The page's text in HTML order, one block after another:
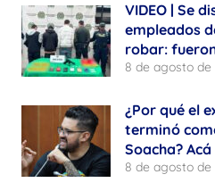
VIDEO | Se
empleados
robar:
8 de agosto de
¿Por qué el
terminó
Soacha?
8 de agosto de